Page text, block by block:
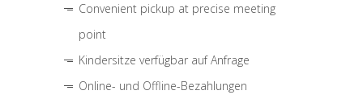
Convenient pickup at precise meeting
point
Kindersitze verfügbar auf Anfrage
Online- und Offline-Bezahlungen